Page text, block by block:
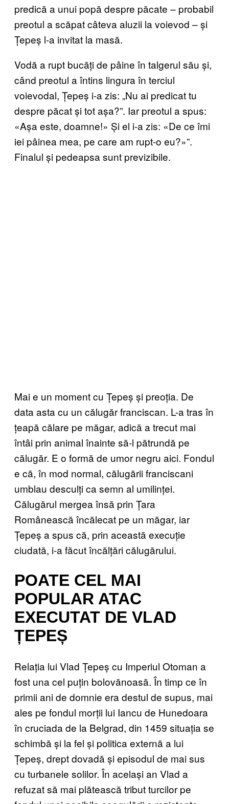
predică a unui popă despre păcate – probabil
preotul a scăpat câteva aluzii la voievod – și
Țepeș l-a invitat la masă.
Vodă a rupt bucăți de pâine în talgerul său și,
când preotul a întins lingura în terciul
voievodal, Țepeș i-a zis: „Nu ai predicat tu
despre păcat și tot așa?”. Iar preotul a spus:
«Așa este, doamne!» Și el i-a zis: «De ce îmi
iei pâinea mea, pe care am rupt-o eu?»”.
Finalul și pedeapsa sunt previzibile.
Mai e un moment cu Țepeș și preoția. De
data asta cu un călugăr franciscan. L-a tras în
țeapă călare pe măgar, adică a trecut mai
întâi prin animal înainte să-l pătrundă pe
călugăr. E o formă de umor negru aici. Fondul
e că, în mod normal, călugării franciscani
umblau desculți ca semn al umilinței.
Călugărul mergea însă prin Țara
Românească încălecat pe un măgar, iar
Țepeș a spus că, prin această execuție
ciudată, i-a făcut încălțări călugărului.
POATE CEL MAI
POPULAR ATAC
EXECUTAT DE VLAD
ȚEPEȘ
Relația lui Vlad Țepeș cu Imperiul Otoman a
fost una cel puțin bolovănoasă. În timp ce în
primii ani de domnie era destul de supus, mai
ales pe fondul morții lui Iancu de Hunedoara
în cruciada de la Belgrad, din 1459 situația se
schimbă și la fel și politica externă a lui
Țepeș, drept dovadă și episodul de mai sus
cu turbanele solilor. În același an Vlad a
refuzat să mai plătească tribut turcilor pe